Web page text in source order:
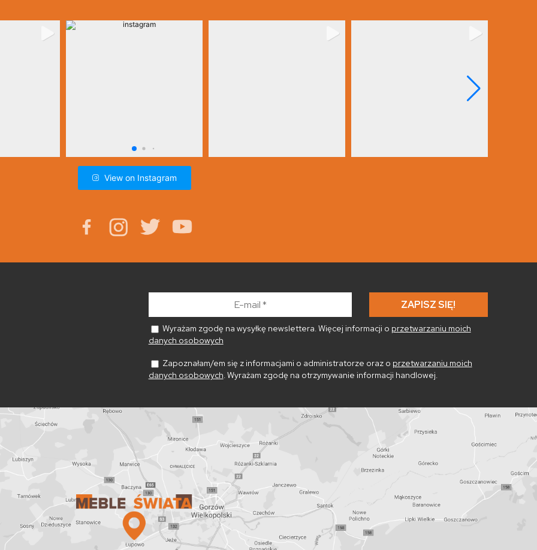
View on Instagram
Wyrażam zgodę na wysyłkę newslettera. Więcej informacji o przetwarzaniu moich
danych osobowych
Zapoznałam/em się z informacjami o administratorze oraz o przetwarzaniu moich
danych osobowych. Wyrażam zgodę na otrzymywanie informacji handlowej.